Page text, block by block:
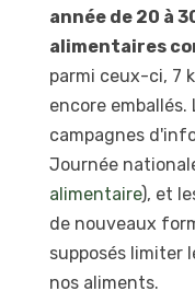
année de 20 à
alimentaires
parmi ceux-ci, 7
encore
campagnes
Journée
alimentaire), et
de nouveaux
supposés limiter
nos aliments.